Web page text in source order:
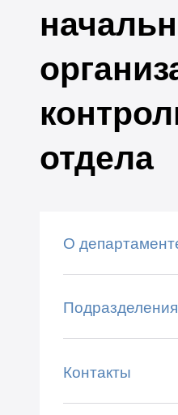
отдела
О
Подразделения
Контакты